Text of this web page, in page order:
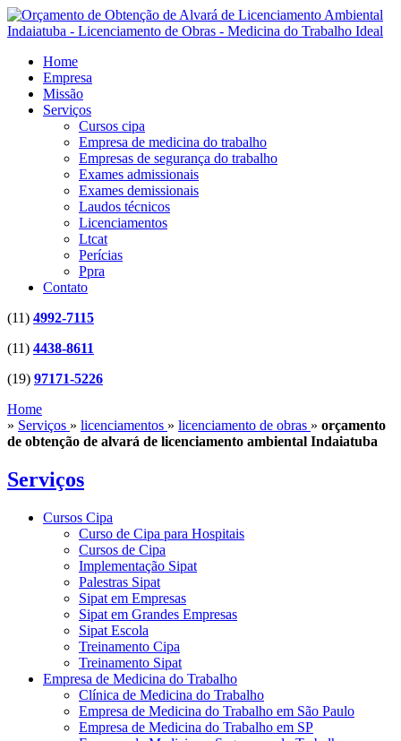
Home
Empresa
Missão
Serviços
Cursos cipa
Empresa de medicina do trabalho
Empresas de segurança do trabalho
Exames admissionais
Exames demissionais
Laudos técnicos
Licenciamentos
Ltcat
Perícias
Ppra
Contato
(11) 4992-7115
(11) 4438-8611
(19) 97171-5226
Home
» Serviços » licenciamentos » licenciamento de obras » orçamento
de obtenção de alvará de licenciamento ambiental Indaiatuba
Serviços
Cursos Cipa
Curso de Cipa para Hospitais
Cursos de Cipa
Implementação Sipat
Palestras Sipat
Sipat em Empresas
Sipat em Grandes Empresas
Sipat Escola
Treinamento Cipa
Treinamento Sipat
Empresa de Medicina do Trabalho
Clínica de Medicina do Trabalho
Empresa de Medicina do Trabalho em São Paulo
Empresa de Medicina do Trabalho em SP